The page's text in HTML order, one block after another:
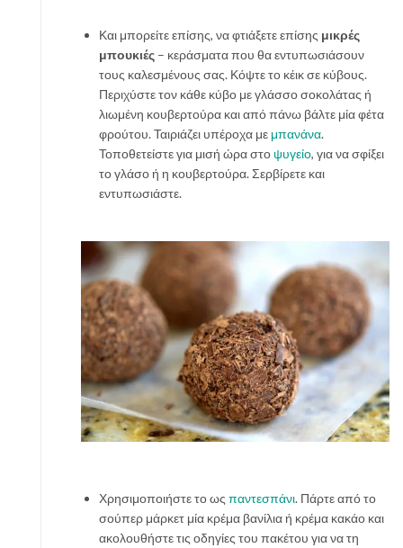
Και μπορείτε επίσης, να φτιάξετε επίσης μικρές
μπουκιές – κεράσματα που θα εντυπωσιάσουν
τους καλεσμένους σας. Κόψτε το κέικ σε κύβους.
Περιχύστε τον κάθε κύβο με γλάσσο σοκολάτας ή
λιωμένη κουβερτούρα και από πάνω βάλτε μία φέτα
φρούτου. Ταιριάζει υπέροχα με μπανάνα.
Τοποθετείστε για μισή ώρα στο ψυγείο, για να σφίξει
το γλάσο ή η κουβερτούρα. Σερβίρετε και
εντυπωσιάστε.
Χρησιμοποιήστε το ως παντεσπάνι. Πάρτε από το
σούπερ μάρκετ μία κρέμα βανίλια ή κρέμα κακάο και
ακολουθήστε τις οδηγίες του πακέτου για να τη